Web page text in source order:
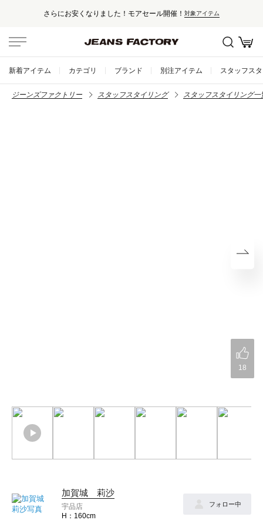
さらにお安くなりました！モアセール開催！ 対象アイテム
新着アイテム カテゴリ ブランド 別注アイテム スタッフス
ジーンズファクトリー スタッフスタイリング スタッフスタイリング一
18
加賀城 莉沙
宇品店
160cm
フォロー中